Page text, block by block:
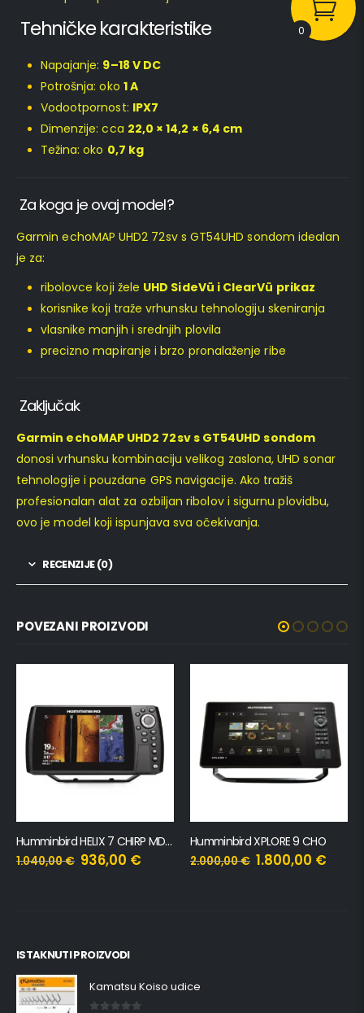
Tehničke karakteristike
Napajanje: 9–18 V DC
Potrošnja: oko 1 A
Vodootpornost: IPX7
Dimenzije: cca 22,0 × 14,2 × 6,4 cm
Težina: oko 0,7 kg
Za koga je ovaj model?
Garmin echoMAP UHD2 72sv s GT54UHD sondom idealan
je za:
ribolovce koji žele UHD SideVü i ClearVü prikaz
korisnike koji traže vrhunsku tehnologiju skeniranja
vlasnike manjih i srednjih plovila
precizno mapiranje i brzo pronalaženje ribe
Zaključak
Garmin echoMAP UHD2 72sv s GT54UHD sondom
donosi vrhunsku kombinaciju velikog zaslona, UHD sonar
tehnologije i pouzdane GPS navigacije. Ako tražiš
profesionalan alat za ozbiljan ribolov i sigurnu plovidbu,
ovo je model koji ispunjava sva očekivanja.
RECENZIJE (0)
POVEZANI PROIZVODI
Humminbird HELIX 7 CHIRP MDI GPS G4N CHO
1.040,00€ 936,00 €
Humminbird XPLORE 9 CHO
2.000,00€ 1.800,00 €
ISTAKNUTI PROIZVODI
Kamatsu Koiso udice
0